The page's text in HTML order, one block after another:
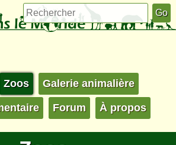
Zoos Galerie animalière
Forum À propos